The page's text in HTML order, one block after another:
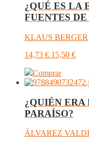
¿QUÉ ES LA
FUENTES
KLAUS BERGER
14,73 € 15,50 €
Comprar
¿QUIÉN ERA
PARAÍSO?
ÁLVAREZ